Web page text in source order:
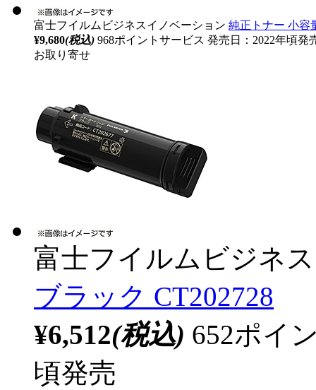
富士フイルムビジネスイノベーション 純正トナー 小容
¥9,680(税込) 968ポイントサービス 発売日：2022年頃発
お取り寄せ
富士フイルムビジネ
ブラック CT202728
¥6,512(税込) 652ポイ
頃発売